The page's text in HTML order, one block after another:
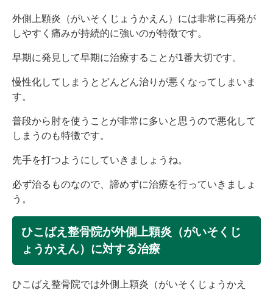
外側上顆炎（がいそくじょうかえん）には非常に再発が
しやすく痛みが持続的に強いのが特徴です。
早期に発見して早期に治療することが1番大切です。
慢性化してしまうとどんどん治りが悪くなってしまいま
す。
普段から肘を使うことが非常に多いと思うので悪化して
しまうのも特徴です。
先手を打つようにしていきましょうね。
必ず治るものなので、諦めずに治療を行っていきましょ
う。
ひこばえ整骨院が外側上顆炎（がいそくじ
ょうかえん）に対する治療
ひこばえ整骨院では外側上顆炎（がいそくじょうかえ